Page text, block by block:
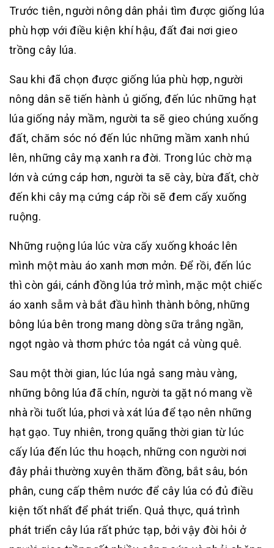
Trước tiên, người nông dân phải tìm được giống lúa
phù hợp với điều kiện khí hậu, đất đai nơi gieo
trồng cây lúa.
Sau khi đã chọn được giống lúa phù hợp, người
nông dân sẽ tiến hành ủ giống, đến lúc những hạt
lúa giống nảy mầm, người ta sẽ gieo chúng xuống
đất, chăm sóc nó đến lúc những mầm xanh nhú
lên, những cây mạ xanh ra đời. Trong lúc chờ mạ
lớn và cứng cáp hơn, người ta sẽ cày, bừa đất, chờ
đến khi cây mạ cứng cáp rồi sẽ đem cấy xuống
ruộng.
Những ruộng lúa lúc vừa cấy xuống khoác lên
mình một màu áo xanh mơn mởn. Để rồi, đến lúc
thì còn gái, cánh đồng lúa trở mình, mặc một chiếc
áo xanh sẫm và bắt đầu hình thành bông, những
bông lúa bên trong mang dòng sữa trắng ngần,
ngọt ngào và thơm phức tỏa ngát cả vùng quê.
Sau một thời gian, lúc lúa ngả sang màu vàng,
những bông lúa đã chín, người ta gặt nó mang về
nhà rồi tuốt lúa, phơi và xát lúa để tạo nên những
hạt gạo. Tuy nhiên, trong quãng thời gian từ lúc
cấy lúa đến lúc thu hoạch, những con người nơi
đây phải thường xuyên thăm đồng, bắt sâu, bón
phân, cung cấp thêm nước để cây lúa có đủ điều
kiện tốt nhất để phát triển. Quả thực, quá trình
phát triển cây lúa rất phức tạp, bởi vậy đòi hỏi ở